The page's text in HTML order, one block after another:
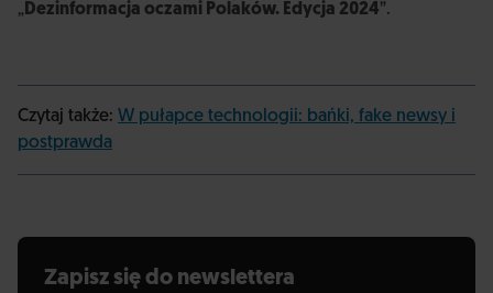
„ Dezinformacja oczami Polaków. Edycja 2024”.
Czytaj także: W pułapce technologii: bańki, fake newsy i
postprawda
Zapisz się do newslettera